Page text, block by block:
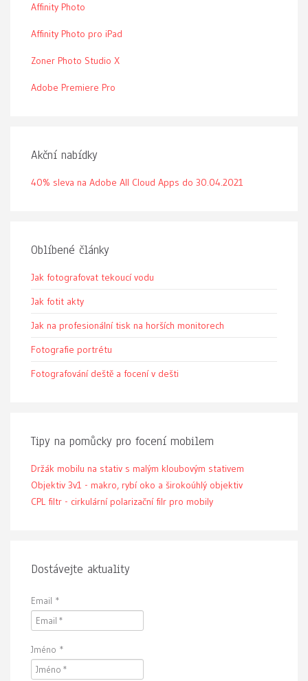
Affinity Photo
Affinity Photo pro iPad
Zoner Photo Studio X
Adobe Premiere Pro
Akční nabídky
40% sleva na Adobe All Cloud Apps do 30.04.2021
Oblíbené články
Jak fotografovat tekoucí vodu
Jak fotit akty
Jak na profesionální tisk na horších monitorech
Fotografie portrétu
Fotografování deště a focení v dešti
Tipy na pomůcky pro focení mobilem
Držák mobilu na stativ s malým kloubovým stativem
Objektiv 3v1 - makro, rybí oko a širokoúhlý objektiv
CPL filtr - cirkulární polarizační filr pro mobily
Dostávejte aktuality
Email *
Jméno *